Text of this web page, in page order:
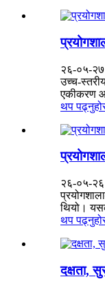
२६-०५-२७
उच्च-
एकीकरण
थप
२६-०५-२६
थियो।
थप
दक्षता,